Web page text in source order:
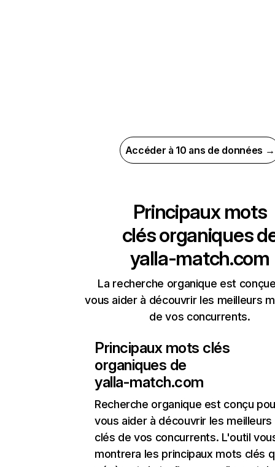
Accéder à 10 ans de données →
Principaux mots
clés organiques
yalla-match.com
La recherche organique est
vous aider à découvrir les meilleurs
de vos concurrents.
Principaux mots clés
organiques de
yalla-match.com
Recherche organique est conçu
vous aider à découvrir les
clés de vos concurrents. L'outil
montrera les principaux mots clés